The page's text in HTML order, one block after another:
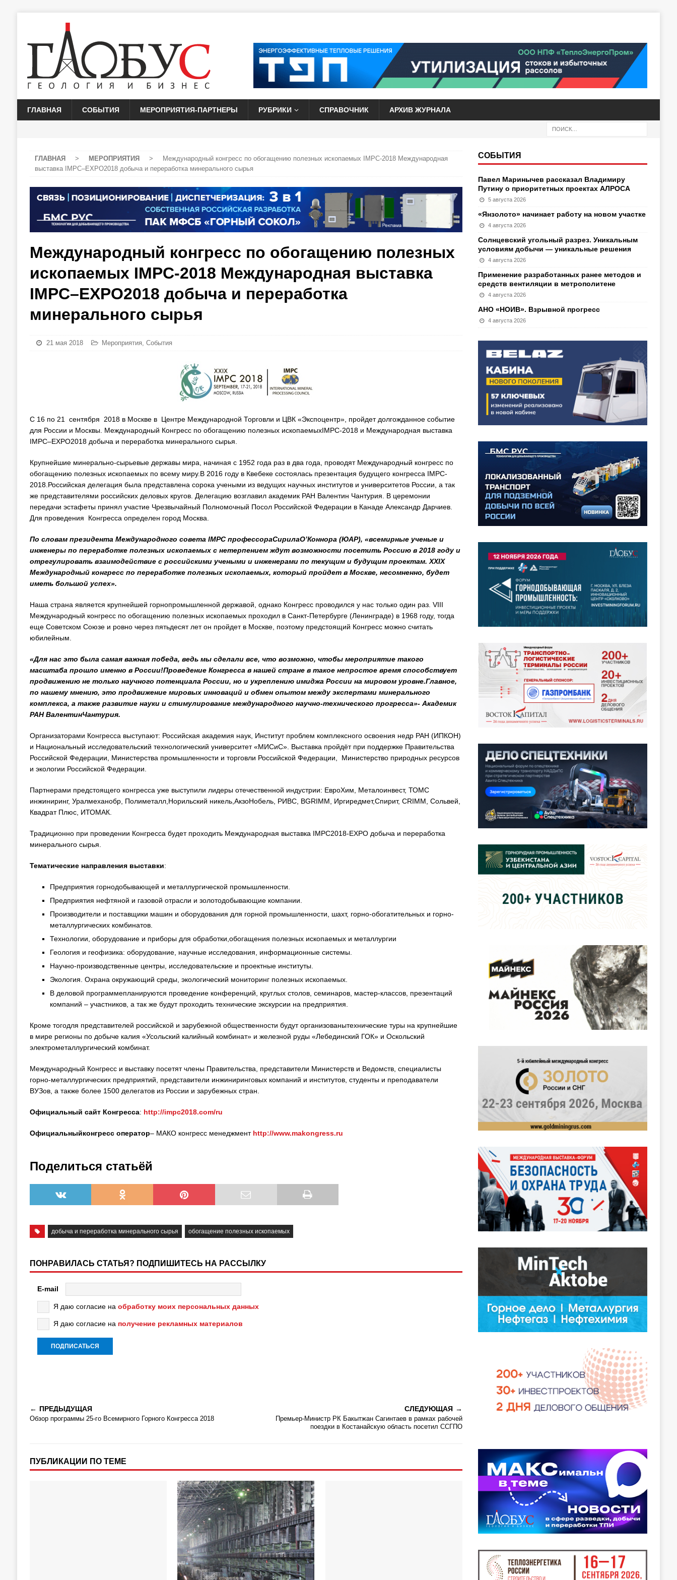
ГЛАВНАЯ СОБЫТИЯ МЕРОПРИЯТИЯ-ПАРТНЕРЫ РУБРИКИ СПРАВОЧНИК АРХИВ ЖУРНАЛА
ГЛАВНАЯ > МЕРОПРИЯТИЯ >
Международный конгресс по обогащению полезных ископаемых IMPC-2018 Международная
выставка IMPC–EXPO2018 добыча и переработка минерального сырья
Международный конгресс по обогащению полезных
ископаемых IMPC-2018 Международная выставка
IMPC–EXPO2018 добыча и переработка
минерального сырья
21 мая 2018 Мероприятия, События
С 16 по 21 сентября 2018 в Москве в Центре Международной Торговли и ЦВК «Экспоцентр», пройдет долгожданное событие
для России и Москвы. Международный Конгресс по обогащению полезных ископаемыхIMPC-2018 и Международная выставка
IMPC–EXPO2018 добыча и переработка минерального сырья.
Крупнейшие минерально-сырьевые державы мира, начиная с 1952 года раз в два года, проводят Международный конгресс по
обогащению полезных ископаемых по всему миру.В 2016 году в Квебеке состоялась презентация будущего конгресса IMPC-
2018.Российская делегация была представлена сорока учеными из ведущих научных институтов и университетов России, а так
же представителями российских деловых кругов. Делегацию возглавил академик РАН Валентин Чантурия. В церемонии
передачи эстафеты принял участие Чрезвычайный Полномочный Посол Российской Федерации в Канаде Александр Дарчиев.
Для проведения Конгресса определен город Москва.
По словам президента Международного совета IMPCпрофессораСирилаО’Коннора (ЮАР), «всемирные ученые и
инженеры по переработке полезных ископаемых с нетерпением ждут возможности посетить Россию в 2018 году и
отрегулировать взаимодействие с российскими учеными и инженерами по текущим и будущим проектам. XXIX
Международный конгресс по переработке полезных ископаемых, который пройдет в Москве, несомненно, будет
иметь большой успех».
Наша страна является крупнейшей горнопромышленной державой, однако Конгресс проводился у нас только один раз. VIII
Международный конгресс по обогащению полезных ископаемых проходил в Санкт-Петербурге (Ленинграде) в 1968 году, тогда
еще Советском Союзе и ровно через пятьдесят лет он пройдет в Москве, поэтому предстоящий Конгресс можно считать
юбилейным.
«Для нас это была самая важная победа, ведь мы сделали все, что возможно, чтобы мероприятие такого
масштаба прошло именно в России!Проведение Конгресса в нашей стране в такое непростое время способствует
продвижению не только научного потенциала России, но и укреплению имиджа России на мировом уровне.Главное,
по нашему мнению, это продвижение мировых инноваций и обмен опытом между экспертами минерального
комплекса, а также развитие науки и стимулирование международного научно-технического прогресса»- Академик
РАН ВалентинЧантурия.
Организаторами Конгресса выступают: Российская академия наук, Институт проблем комплексного освоения недр РАН (ИПКОН)
и Национальный исследовательский технологический университет «МИСиС». Выставка пройдёт при поддержке Правительства
Российской Федерации, Министерства промышленности и торговли Российской Федерации, Министерство природных ресурсов
и экологии Российской Федерации.
Партнерами предстоящего конгресса уже выступили лидеры отечественной индустрии: ЕвроХим, Металоинвест, ТОМС
инжиниринг, Уралмеханобр, Полиметалл,Норильский никель,АкзоНобель, РИВС, BGRIMM, Иргиредмет,Спирит, CRIMM, Сольвей,
Квадрат Плюс, ИТОМАК.
Традиционно при проведении Конгресса будет проходить Международная выставка IMPC2018-EXPO добыча и переработка
минерального сырья.
Тематические направления выставки:
Предприятия горнодобывающей и металлургической промышленности.
Предприятия нефтяной и газовой отрасли и золотодобывающие компании.
Производители и поставщики машин и оборудования для горной промышленности, шахт, горно-обогатительных и горно-
металлургических комбинатов.
Технологии, оборудование и приборы для обработки,обогащения полезных ископаемых и металлургии
Геология и геофизика: оборудование, научные исследования, информационные системы.
Научно-производственные центры, исследовательские и проектные институты.
Экология. Охрана окружающий среды, экологический мониторинг полезных ископаемых.
В деловой программепланируются проведение конференций, круглых столов, семинаров, мастер-классов, презентаций
компаний – участников, а так же будут проходить технические экскурсии на предприятия.
Кроме тогодля представителей российской и зарубежной общественности будут организованытехнические туры на крупнейшие
в мире регионы по добыче калия «Усольский калийный комбинат» и железной руды «Лебединский ГОК» и Оскольский
электрометаллургический комбинат.
Международный Конгресс и выставку посетят члены Правительства, представители Министерств и Ведомств, специалисты
горно-металлургических предприятий, представители инжиниринговых компаний и институтов, студенты и преподаватели
ВУЗов, а также более 1500 делегатов из России и зарубежных стран.
Официальный сайт Конгресса: http://impc2018.com/ru
Официальныйконгресс оператор– МАКО конгресс менеджмент http://www.makongress.ru
Поделиться статьёй
добыча и переработка минерального сырья обогащение полезных ископаемых
ПОНРАВИЛАСЬ СТАТЬЯ? ПОДПИШИТЕСЬ НА РАССЫЛКУ
E-mail
Я даю согласие на обработку моих персональных данных
Я даю согласие на получение рекламных материалов
ПРЕДЫДУЩАЯ
Обзор программы 25-го Всемирного Горного Конгресса 2018
СЛЕДУЮЩАЯ
Премьер-Министр РК Бакытжан Сагинтаев в рамках рабочей
поездки в Костанайскую область посетил ССГПО
ПУБЛИКАЦИИ ПО ТЕМЕ
СОБЫТИЯ
Павел Маринычев рассказал Владимиру
Путину о приоритетных проектах АЛРОСА
5 августа 2026
«Янзолото» начинает работу на новом участке
4 августа 2026
Солнцевский угольный разрез. Уникальным
условиям добычи — уникальные решения
4 августа 2026
Применение разработанных ранее методов и
средств вентиляции в метрополитене
4 августа 2026
АНО «НОИВ». Взрывной прогресс
4 августа 2026